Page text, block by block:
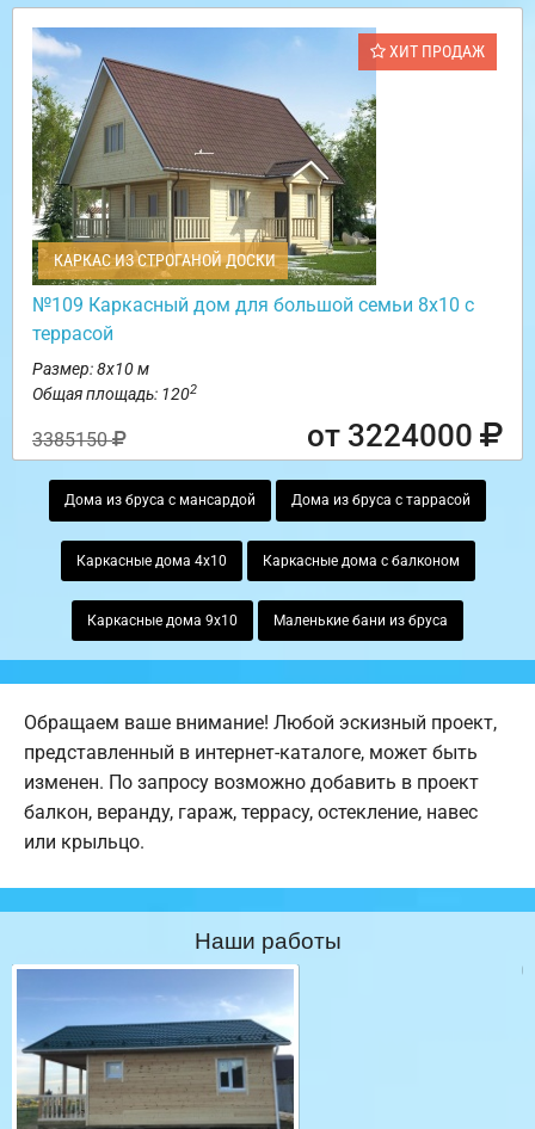
ХИТ ПРОДАЖ
КАРКАС ИЗ СТРОГАНОЙ ДОСКИ
№109 Каркасный дом для большой семьи 8х10 с
террасой
Размер: 8х10 м
Общая площадь: 1202
3385150 от 3224000
Дома из бруса с мансардой Дома из бруса с таррасой
Каркасные дома 4х10 Каркасные дома с балконом
Каркасные дома 9х10 Маленькие бани из бруса
Обращаем ваше внимание! Любой эскизный проект,
представленный в интернет-каталоге, может быть
изменен. По запросу возможно добавить в проект
балкон, веранду, гараж, террасу, остекление, навес
или крыльцо.
Наши работы